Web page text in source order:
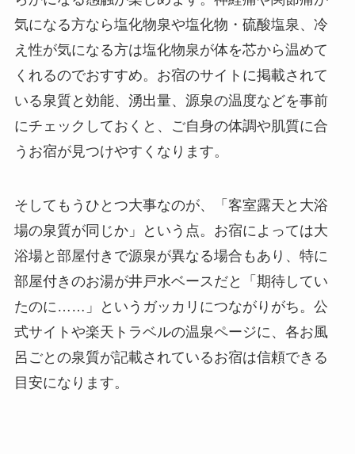
気になる方なら塩化物泉や塩化物・硫酸塩泉、冷
え性が気になる方は塩化物泉が体を芯から温めて
くれるのでおすすめ。お宿のサイトに掲載されて
いる泉質と効能、湧出量、源泉の温度などを事前
にチェックしておくと、ご自身の体調や肌質に合
うお宿が見つけやすくなります。
そしてもうひとつ大事なのが、「客室露天と大浴
場の泉質が同じか」という点。お宿によっては大
浴場と部屋付きで源泉が異なる場合もあり、特に
部屋付きのお湯が井戸水ベースだと「期待してい
たのに……」というガッカリにつながりがち。公
式サイトや楽天トラベルの温泉ページに、各お風
呂ごとの泉質が記載されているお宿は信頼できる
目安になります。